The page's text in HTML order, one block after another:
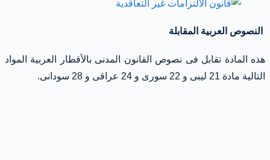
النصوص العربية المقابلة
هذه المادة تقابل فى نصوص القانون المدنى بالأقطار العربية المواد
التالية مادة 21 ليبى و 22 سورى و 24 عراقى و 28 سودانى.